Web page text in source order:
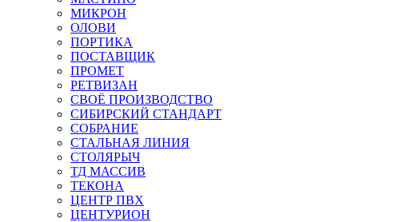
МИКРОН
ОЛОВИ
ПОРТИКА
ПОСТАВЩИК
ПРОМЕТ
РЕТВИЗАН
СВОЁ ПРОИЗВОДСТВО
СИБИРСКИЙ СТАНДАРТ
СОБРАНИЕ
СТАЛЬНАЯ ЛИНИЯ
СТОЛЯРЫЧ
ТД МАССИВ
ТЕКОНА
ЦЕНТР ПВХ
ЦЕНТУРИОН